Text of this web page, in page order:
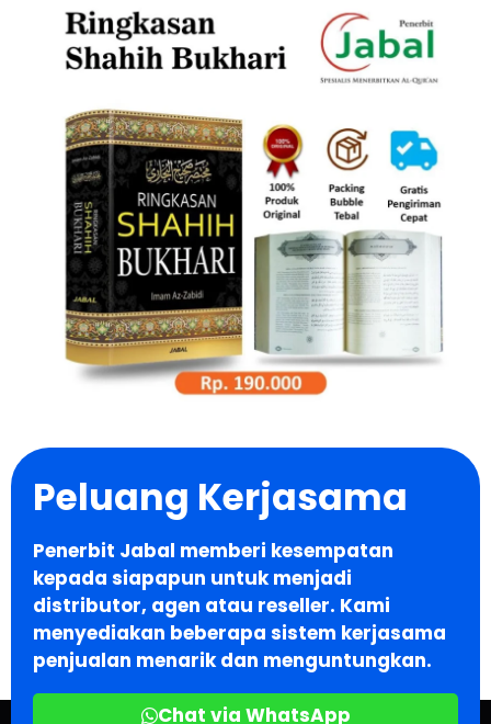
Peluang Kerjasama
Penerbit Jabal memberi kesempatan
kepada siapapun untuk menjadi
distributor, agen atau reseller. Kami
menyediakan beberapa sistem kerjasama
penjualan menarik dan menguntungkan.
Chat via WhatsApp